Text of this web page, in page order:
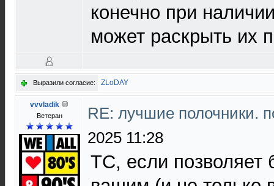
конечно при
может раскрыть их
Выразили согласие: ZLoDAY
vvvladik
Ветеран
RE: лучшие полочники.
2025 11:28
ТС, если позволяет